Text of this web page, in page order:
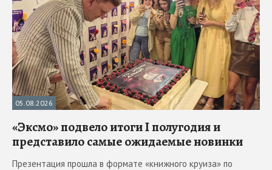
05.08.2026
«Эксмо» подвело итоги I полугодия и
представило самые ожидаемые новинки
Презентация прошла в формате «книжного круиза» по